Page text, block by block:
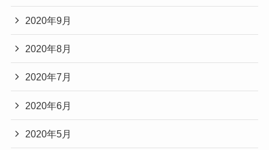
2020年9月
2020年8月
2020年7月
2020年6月
2020年5月